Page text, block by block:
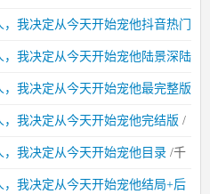
我决定从今天开始宠他抖音热门
我决定从今天开始宠他陆景深陆
我决定从今天开始宠他最完整版
我决定从今天开始宠他完结版 /
我决定从今天开始宠他目录 /千
我决定从今天开始宠他结局+后